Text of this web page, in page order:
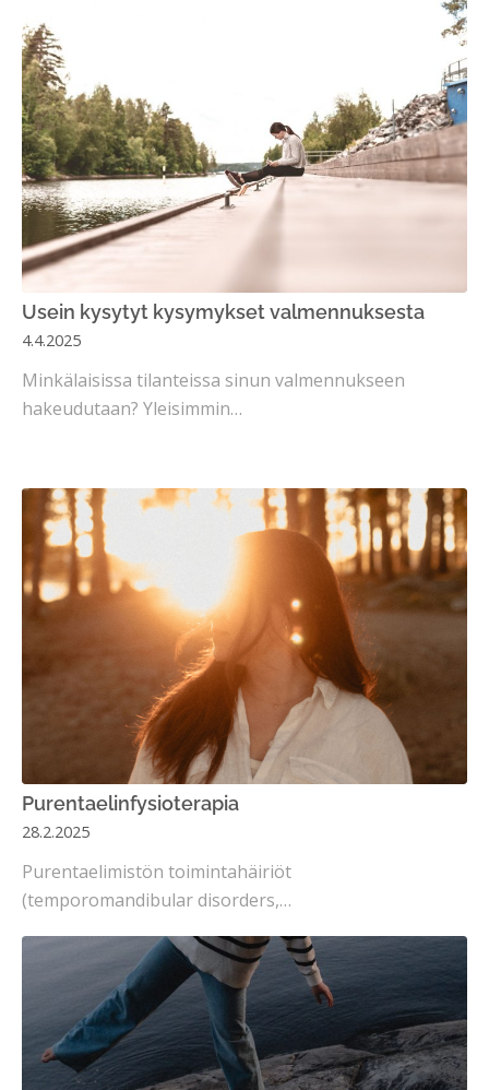
Usein kysytyt kysymykset valmennuksesta
4.4.2025
Minkälaisissa tilanteissa sinun valmennukseen
hakeudutaan? Yleisimmin…
Purentaelinfysioterapia
28.2.2025
Purentaelimistön toimintahäiriöt
(temporomandibular disorders,…